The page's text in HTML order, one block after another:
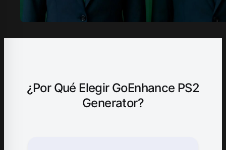
¿Por Qué Elegir GoEnhance PS2
Generator?